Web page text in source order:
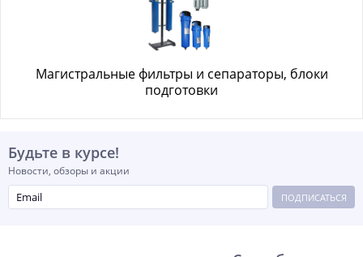
Магистральные фильтры и сепараторы, блоки
подготовки
Будьте в курсе!
Новости, обзоры и акции
ПОДПИСАТЬСЯ